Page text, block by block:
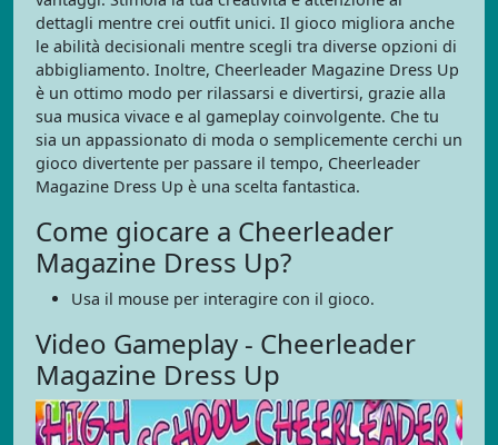
dettagli mentre crei outfit unici. Il gioco migliora anche
le abilità decisionali mentre scegli tra diverse opzioni di
abbigliamento. Inoltre, Cheerleader Magazine Dress Up
è un ottimo modo per rilassarsi e divertirsi, grazie alla
sua musica vivace e al gameplay coinvolgente. Che tu
sia un appassionato di moda o semplicemente cerchi un
gioco divertente per passare il tempo, Cheerleader
Magazine Dress Up è una scelta fantastica.
Come giocare a Cheerleader
Magazine Dress Up?
Usa il mouse per interagire con il gioco.
Video Gameplay - Cheerleader
Magazine Dress Up